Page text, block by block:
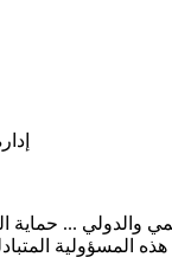
والدولي ... حماية
المسؤولية